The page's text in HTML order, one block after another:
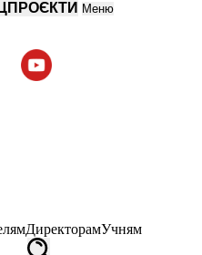
Меню
ДиректорамУчням